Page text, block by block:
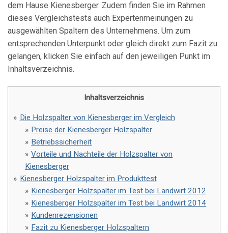
dem Hause Kienesberger. Zudem finden Sie im Rahmen
dieses Vergleichstests auch Expertenmeinungen zu
ausgewählten Spaltern des Unternehmens. Um zum
entsprechenden Unterpunkt oder gleich direkt zum Fazit zu
gelangen, klicken Sie einfach auf den jeweiligen Punkt im
Inhaltsverzeichnis.
Inhaltsverzeichnis
Die Holzspalter von Kienesberger im Vergleich
Preise der Kienesberger Holzspalter
Betriebssicherheit
Vorteile und Nachteile der Holzspalter von
Kienesberger
Kienesberger Holzspalter im Produkttest
Kienesberger Holzspalter im Test bei Landwirt 2012
Kienesberger Holzspalter im Test bei Landwirt 2014
Kundenrezensionen
Fazit zu Kienesberger Holzspaltern